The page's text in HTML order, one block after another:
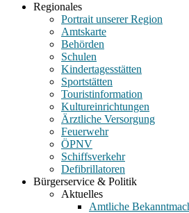
Regionales
Portrait unserer Region
Amtskarte
Behörden
Schulen
Kindertagesstätten
Sportstätten
Touristinformation
Kultureinrichtungen
Ärztliche Versorgung
Feuerwehr
ÖPNV
Schiffsverkehr
Defibrillatoren
Bürgerservice & Politik
Aktuelles
Amtliche